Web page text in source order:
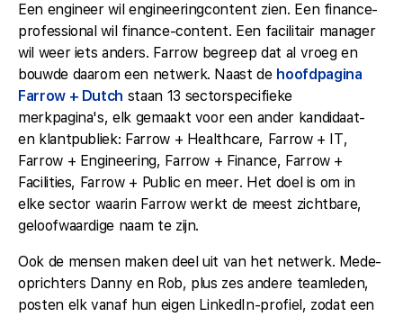
Een engineer wil engineeringcontent zien. Een finance-
professional wil finance-content. Een facilitair manager
wil weer iets anders. Farrow begreep dat al vroeg en
bouwde daarom een netwerk. Naast de hoofdpagina
Farrow + Dutch staan 13 sectorspecifieke
merkpagina's, elk gemaakt voor een ander kandidaat-
en klantpubliek: Farrow + Healthcare, Farrow + IT,
Farrow + Engineering, Farrow + Finance, Farrow +
Facilities, Farrow + Public en meer. Het doel is om in
elke sector waarin Farrow werkt de meest zichtbare,
geloofwaardige naam te zijn.
Ook de mensen maken deel uit van het netwerk. Mede-
oprichters Danny en Rob, plus zes andere teamleden,
posten elk vanaf hun eigen LinkedIn-profiel, zodat een